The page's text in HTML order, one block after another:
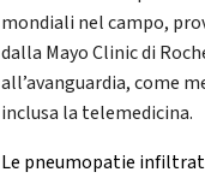
mondiali nel campo,
dalla Mayo Clinic di
all’avanguardia, come
inclusa la telemedicina.
Le pneumopatie